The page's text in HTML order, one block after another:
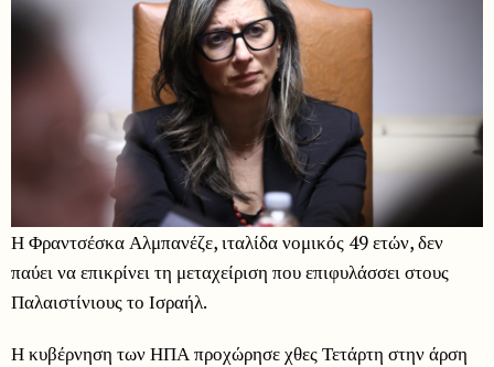
Η Φραντσέσκα Αλμπανέζε, ιταλίδα νομικός 49 ετών, δεν
παύει να επικρίνει τη μεταχείριση που επιφυλάσσει στους
Παλαιστίνιους το Ισραήλ.
Η κυβέρνηση των ΗΠΑ προχώρησε χθες Τετάρτη στην άρση